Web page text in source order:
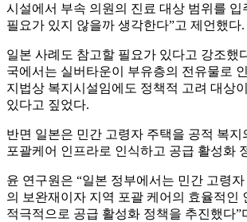
시설에서 부속 의원의 진료 대상 범위를
필요가 있지 않을까 생각한다”고 제언했다.
일본 사례도 참고할 필요가 있다고 강조했
국에서는 실버타운이 부유층의 전유물로
지법상 복지시설임에도 정책적 고려 대상
있다고 짚었다.
반면 일본은 민간 고령자 주택을 공적 복지
포괄케어 인프라로 인식하고 공급 활성화
윤 연구원은 “일본 정부에서는 민간 고령자
의 보완재이자 지역 포괄 케어의 효율적인
적극적으로 공급 활성화 정책을 추진했다”